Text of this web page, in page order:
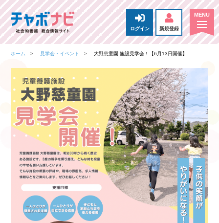
ログイン 新規登録
ホーム 見学会・イベント 大野慈童園 施設見学会！【6月13日開催】